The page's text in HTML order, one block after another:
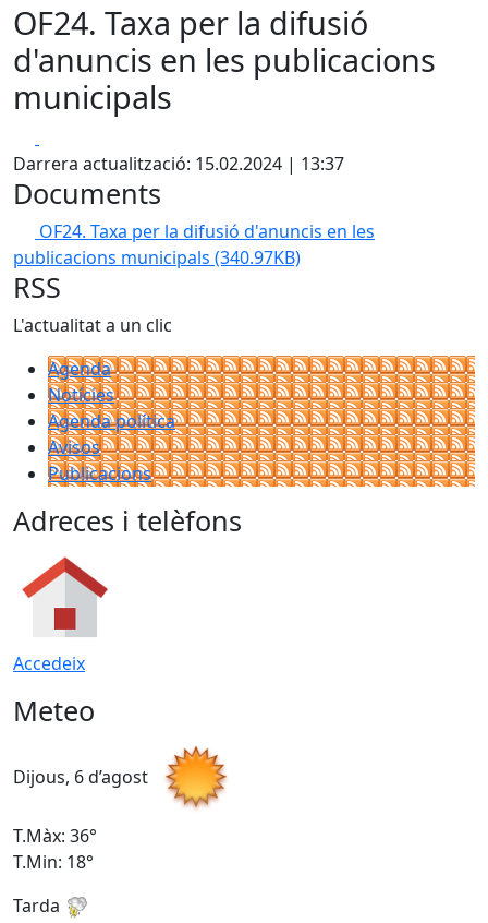
OF24. Taxa per la difusió
d'anuncis en les publicacions
municipals
Darrera actualització: 15.02.2024 | 13:37
Documents
OF24. Taxa per la difusió d'anuncis en les
publicacions municipals (340.97KB)
RSS
L'actualitat a un clic
Agenda
Notícies
Agenda política
Avisos
Publicacions
Adreces i telèfons
Accedeix
Meteo
Dijous, 6 d’agost
T.Màx: 36°
T.Min: 18°
Tarda